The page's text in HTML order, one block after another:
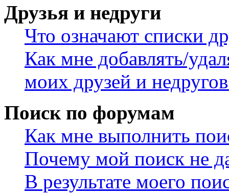
Друзья и недруги
Что означают списки
Как мне добавлять/
моих друзей и
Поиск по форумам
Как мне выполнить
Почему мой поиск не
В результате моего